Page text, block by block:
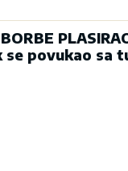
se povukao sa